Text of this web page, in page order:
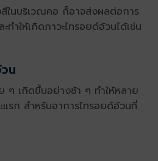
ในบริเวณคอ ก็อาจส่งผลต่อการ
ทำให้เกิดภาวะไทรอยด์อ้วนได้เช่น
น
ๆ เกิดขึ้นอย่างช้า ๆ ทำให้หลาย
แรก สำหรับอาการไทรอยด์อ้วนที่